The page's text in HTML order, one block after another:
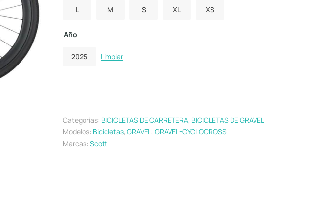
L M S XL XS
Año
2025 Limpiar
Categorías: BICICLETAS DE CARRETERA, BICICLETAS DE GRAVEL
Modelos: Bicicletas, GRAVEL, GRAVEL-CYCLOCROSS
Marcas: Scott